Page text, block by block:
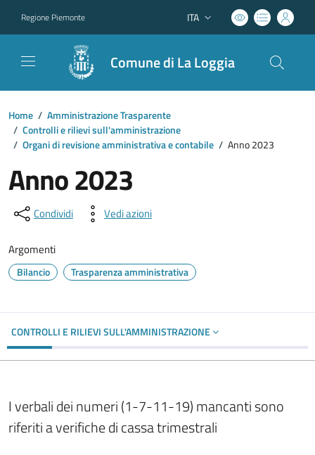
Regione Piemonte Lingua attiva:
ITA
Comune di La Loggia
Home / Amministrazione Trasparente
/ Controlli e rilievi sull'amministrazione
/ Organi di revisione amministrativa e contabile / Anno 2023
Anno 2023
Condividi Vedi azioni
Argomenti
Bilancio Trasparenza amministrativa
CONTROLLI E RILIEVI SULL'AMMINISTRAZIONE
I verbali dei numeri (1-7-11-19) mancanti sono
riferiti a verifiche di cassa trimestrali